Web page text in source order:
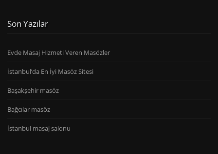
Son Yazılar
Evde Masaj Hizmeti Veren Masözler
İstanbul’da En İyi Masöz Sitesi
Başakşehir masöz
Bağcılar masöz
İstanbul masaj salonu